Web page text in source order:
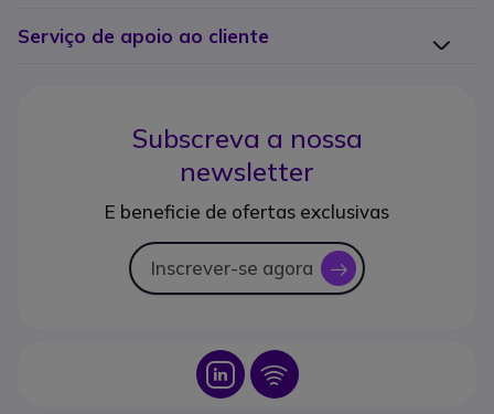
Serviço de apoio ao cliente
Subscreva a nossa
newsletter
E beneficie de ofertas exclusivas
Inscrever-se agora icon
Icon Icon